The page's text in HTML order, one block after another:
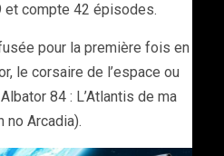
et compte 42 épisodes.
pour la première fois en
le corsaire de l’espace ou
84 : L’Atlantis de ma
no Arcadia).